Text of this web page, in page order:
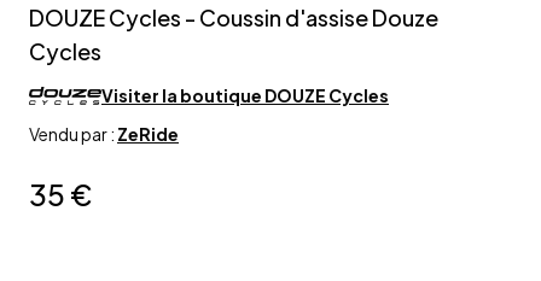
DOUZE Cycles - Coussin d'assise Douze
Cycles
Visiter la boutique DOUZE Cycles
Vendu par : ZeRide
35 €